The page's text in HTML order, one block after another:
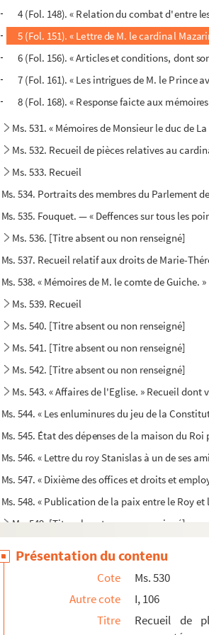
4 (Fol. 148). « Relation du combat d'entre
5 (Fol. 151). « Lettre de M. le cardinal
6 (Fol. 156). « Articles et conditions, dont
7 (Fol. 161). « Les intrigues de M. le Prince
8 (Fol. 168). « Response faicte aux
Ms. 531. « Mémoires de Monsieur le duc de
Ms. 532. Recueil de pièces relatives au
Ms. 533. Recueil
Ms. 534. Portraits des membres du Parlement
Ms. 535. Fouquet. — « Deffences sur tous les
Ms. 536. [Titre absent ou non renseigné]
Ms. 537. Recueil relatif aux droits de Marie-
Ms. 538. « Mémoires de M. le comte de
Ms. 539. Recueil
Ms. 540. [Titre absent ou non renseigné]
Ms. 541. [Titre absent ou non renseigné]
Ms. 542. [Titre absent ou non renseigné]
Ms. 543. « Affaires de l'Eglise. » Recueil
Ms. 544. « Les enluminures du jeu de la
Ms. 545. État des dépenses de la maison du
Ms. 546. « Lettre du roy Stanislas à un de ses
Ms. 547. « Dixième des offices et droits et
Ms. 548. « Publication de la paix entre le Roy
Ms. 549. [Titre absent ou non renseigné]
Ms. 551. « Procès-verbaux d'assemblées
Présentation du contenu
Cote
Ms. 530
Autre cote
I, 106
Titre
Recueil de